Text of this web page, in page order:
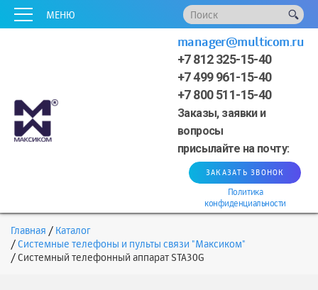
МЕНЮ
+7 812 325-15-40
+7 499 961-15-40
+7 800 511-15-40
Заказы, заявки и
вопросы
присылайте на почту:
manager@multicom.ru
ЗАКАЗАТЬ ЗВОНОК
Политика
конфиденциальности
Главная
Каталог
Системные телефоны и пульты связи "Максиком"
Системный телефонный аппарат STA30G
xxxxx